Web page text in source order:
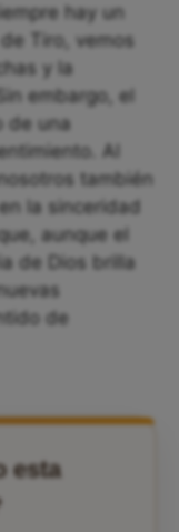
hay un
Tiro, vemos
y la
embargo, el
de una
Al
también
la sinceridad
aunque el
de Dios brilla
de
esta